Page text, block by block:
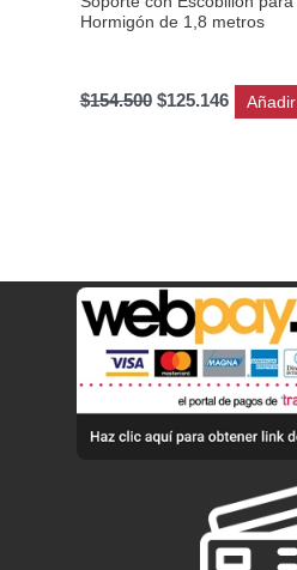
Hormigón de 1,8 metros
$154.500 $125.146